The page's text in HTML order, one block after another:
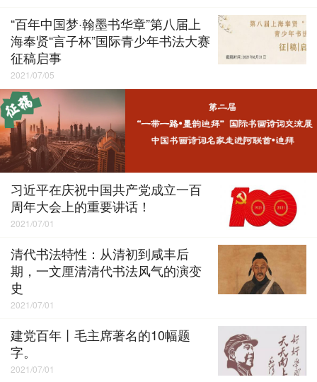
“百年中国梦·翰墨书华章”第八届上
海奉贤“言子杯”国际青少年书法大赛
征稿启事
2021/07/05
习近平在庆祝中国共产党成立一百
周年大会上的重要讲话！
2021/07/01
清代书法特性：从清初到咸丰后
期，一文厘清清代书法风气的演变
史
2021/07/01
建党百年丨毛主席著名的10幅题
字。
2021/07/01